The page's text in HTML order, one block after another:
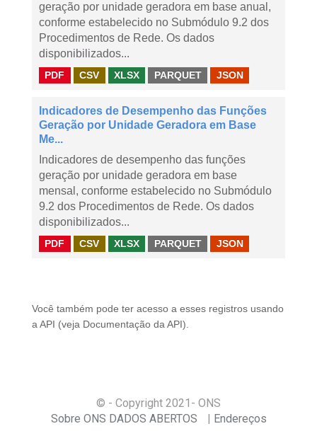
geração por unidade geradora em base anual,
conforme estabelecido no Submódulo 9.2 dos
Procedimentos de Rede. Os dados
disponibilizados...
PDF CSV XLSX PARQUET JSON
Indicadores de Desempenho das Funções
Geração por Unidade Geradora em Base
Me...
Indicadores de desempenho das funções
geração por unidade geradora em base
mensal, conforme estabelecido no Submódulo
9.2 dos Procedimentos de Rede. Os dados
disponibilizados...
PDF CSV XLSX PARQUET JSON
Você também pode ter acesso a esses registros usando
a API (veja Documentação da API ).
© - Copyright 2021 - ONS
Sobre ONS DADOS ABERTOS
Endereços